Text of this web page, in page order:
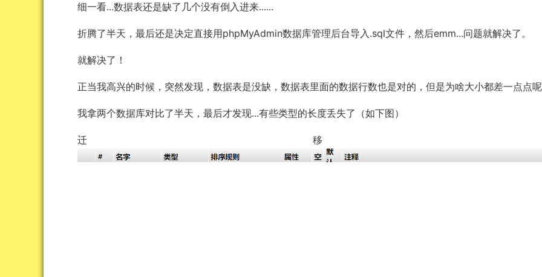
细一看...数据表还是缺了几个没有倒入进来......
折腾了半天，最后还是决定直接用phpMyAdmin数据库管理后台导入.sql文件，然后emm...问题就解决了。
就解决了！
正当我高兴的时候，突然发现，数据表是没缺，数据表里面的数据行数也是对的，但是为啥大小都差一点点
我拿两个数据库对比了半天，最后才发现...有些类型的长度丢失了（如下图）
迁移